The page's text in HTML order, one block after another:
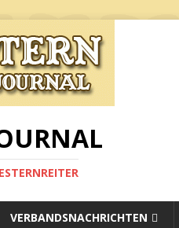
VERBANDSNACHRICHTEN